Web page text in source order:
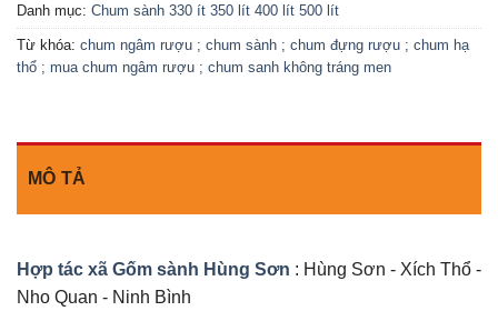
Danh mục: Chum sành 330 ít 350 lít 400 lít 500 lít
Từ khóa: chum ngâm rượu ; chum sành ; chum đựng rượu ; chum hạ
thổ ; mua chum ngâm rượu ; chum sanh không tráng men
MÔ TẢ
Hợp tác xã Gốm sành Hùng Sơn : Hùng Sơn - Xích Thổ -
Nho Quan - Ninh Bình